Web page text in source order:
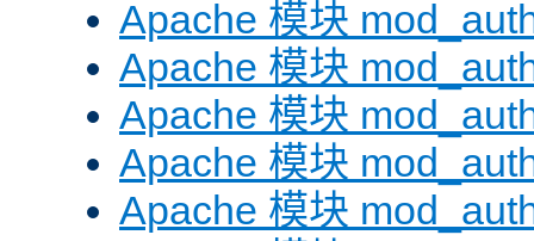
Apache 模块
Apache 模块
Apache 模块
Apache 模块
Apache 模块